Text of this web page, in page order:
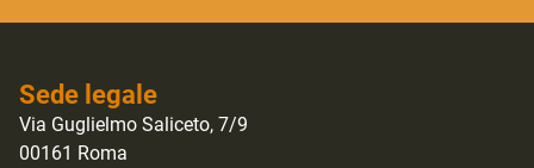
Sede legale
Via Guglielmo Saliceto, 7/9
00161 Roma